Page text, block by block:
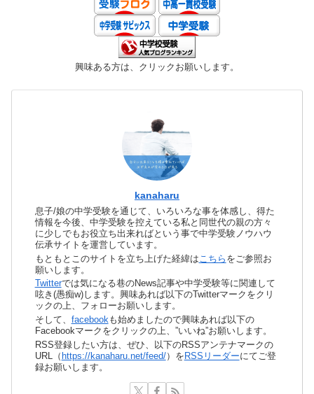
興味ある方は、クリックお願いします。
kanaharu
息子/娘の中学受験を通じて、いろいろな事を体感し、得た
情報を今後、中学受験を控えている私と同世代の親の方々
に少しでもお役立ち出来ればという事で中学受験ノウハウ
伝承サイトを運営しています。
もともとこのサイトを立ち上げた経緯は こちら をご参照お
願いします。
Twitterでは気になる巷のNews記事や中学受験等に関連して
呟き(愚痴w)します。興味あれば以下のTwitterマークをクリ
ックの上、フォローお願いします。
そして、 facebookも始めましたので興味あれば以下の
Facebookマークをクリックの上、”いいね”お願いします。
RSS登録したい方は、ぜひ、以下のRSSアンテナマークの
URL（ https://kanaharu.net/feed/）を RSSリーダーにてご登
録お願いします。